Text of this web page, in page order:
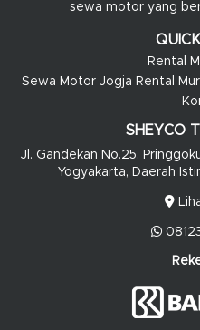
sewa motor yang
Rental
Sewa Motor Jogja Rental
SHEYCO
Jl. Gandekan No.25,
Yogyakarta, Daerah